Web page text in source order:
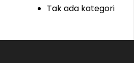
Tak ada kategori